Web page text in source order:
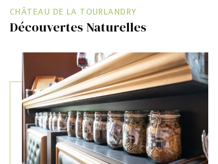
Découvertes Naturelles
CHÂTEAU DE LA TOURLANDRY